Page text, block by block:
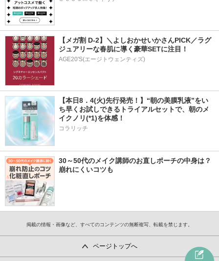
【メガ割 D-2】＼よしおかせいかさんPICK／ラグ
ジュアリーな春肌に導く豪華SETに注目！
AGE20'S(エージトウェンティズ)
【本日8．4(火)先行発売！】“朝の美膜乳液”をい
ち早くお試しできるトライアルセットで、朝のメ
イクノリ(*1)を体感！
コラリッチ
30～50代のメイク講師のお直しポーチの中身は？
崩れにくいコツも
掲載の情報・画像など、すべてのコンテンツの無断複写、転載を禁じます。
ページトップへ